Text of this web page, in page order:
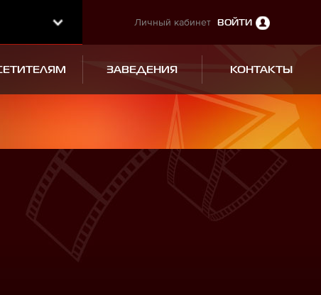
Личный кабинет ВОЙТИ
ЗАВЕДЕНИЯ КОНТАКТЫ